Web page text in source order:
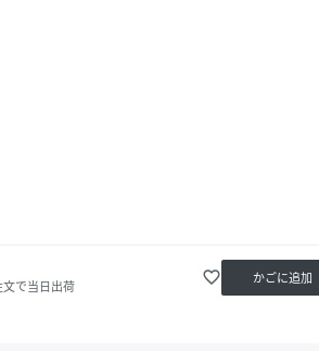
で当日出荷
favorite_border かごに追加